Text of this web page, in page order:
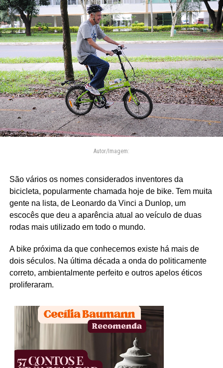
Autor/Imagem:
São vários os nomes considerados inventores da
bicicleta, popularmente chamada hoje de bike. Tem muita
gente na lista, de Leonardo da Vinci a Dunlop, um
escocês que deu a aparência atual ao veículo de duas
rodas mais utilizado em todo o mundo.
A bike próxima da que conhecemos existe há mais de
dois séculos. Na última década a onda do politicamente
correto, ambientalmente perfeito e outros apelos éticos
proliferaram.